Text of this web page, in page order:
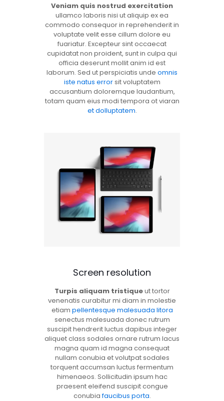
Veniam quis nostrud exercitation
ullamco laboris nisi ut aliquip ex ea
commodo consequor in reprehenderit in
voluptate velit esse cillum dolore eu
fuariatur. Excepteur sint occaecat
cupidatat non proident, sunt in culpa qui
officia deserunt mollit anim id est
laborum. Sed ut perspiciatis unde omnis
iste natus errorsit voluptatem
accusantium doloremque laudantium,
totam quam eius modi tempora ot viaran
et dolluptatem.
Screen resolution
Turpis aliquam tristiqueut tortor
venenatis curabitur mi diam in molestie
etiam pellentesque malesuada litora
senectus malesuada donec rutrum
suscipit hendrerit luctus dapibus integer
aliquet class sodales ornare rutrum lacus
magna quam id magna consequat
nullam conubia et volutpat sodales
torquent accumsan luctus fermentum
himenaeos. Sollicitudin ipsum hac
praesent eleifend suscipit congue
conubiafaucibus porta.